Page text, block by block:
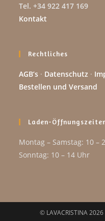
Tel. +34 922 417 169
Kontakt
Rechtliches
AGB’s · Datenschutz ·
Bestellen und Versand
Laden-
Montag – Samstag: 10 –
Sonntag: 10 – 14 Uhr
© LAVACRISTINA